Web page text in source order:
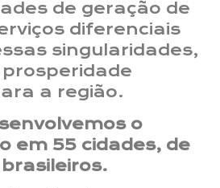
de geração de
diferenciais
singularidades,
a região.
o
em 55 cidades, de